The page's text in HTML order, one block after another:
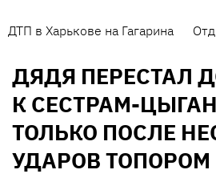
ДТП в Харькове на Гагарина
ДЯДЯ ПЕРЕСТАЛ
К СЕСТРАМ-
ТОЛЬКО ПОСЛЕ
УДАРОВ ТОПОРОМ